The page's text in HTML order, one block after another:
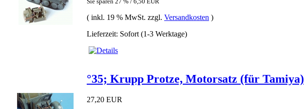
( inkl. 19 % MwSt. zzgl. Versandkosten )
Lieferzeit: Sofort (1-3 Werktage)
°35; Krupp Protze, Motorsatz (für Tamiya)
27,20 EUR